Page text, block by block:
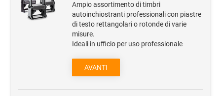
Apribottiglie
Mug e tazzine
BIGLIETTI DA VISITA
Biglietto su carta patinata opaca
Ampio assortimento di timbri
autoinchiostranti professionali con piastre
di testo rettangolari o rotonde di varie
misure.
Ideali in ufficio per uso professionale
AVANTI